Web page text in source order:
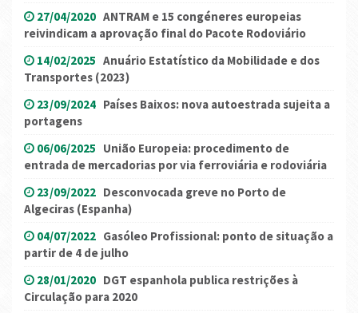
27/04/2020 ANTRAM e 15 congéneres europeias
reivindicam a aprovação final do Pacote Rodoviário
14/02/2025 Anuário Estatístico da Mobilidade e dos
Transportes (2023)
23/09/2024 Países Baixos: nova autoestrada sujeita a
portagens
06/06/2025 União Europeia: procedimento de
entrada de mercadorias por via ferroviária e rodoviária
23/09/2022 Desconvocada greve no Porto de
Algeciras (Espanha)
04/07/2022 Gasóleo Profissional: ponto de situação a
partir de 4 de julho
28/01/2020 DGT espanhola publica restrições à
Circulação para 2020